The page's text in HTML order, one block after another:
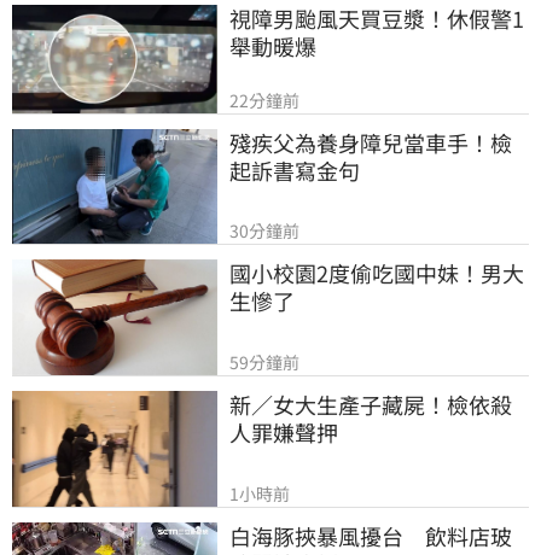
視障男颱風天買豆漿！休假警1
舉動暖爆
22分鐘前
殘疾父為養身障兒當車手！檢
起訴書寫金句
30分鐘前
國小校園2度偷吃國中妹！男大
生慘了
59分鐘前
新／女大生產子藏屍！檢依殺
人罪嫌聲押
1小時前
白海豚挾暴風擾台　飲料店玻